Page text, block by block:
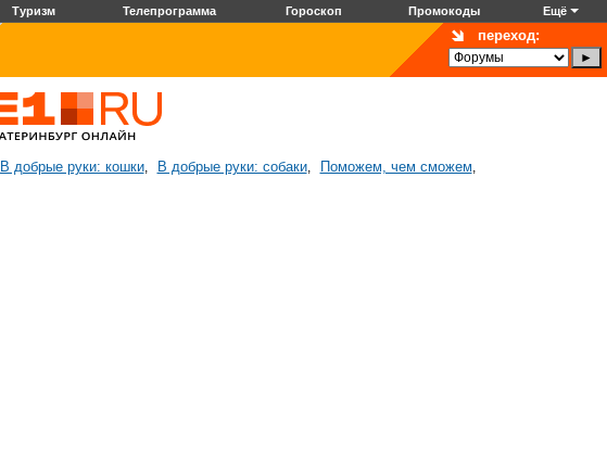
Туризм Телепрограмма Гороскоп Промокоды Ещё
переход:
В добрые руки: кошки, В добрые руки: собаки, Поможем, чем сможем,